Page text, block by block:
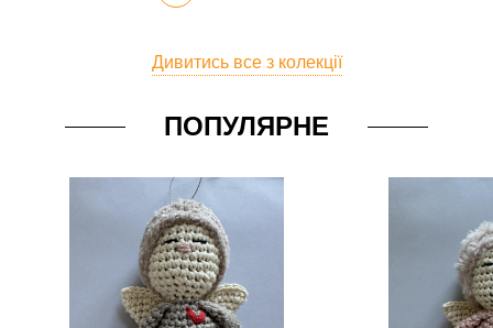
Дивитись все з колекції
ПОПУЛЯРНЕ